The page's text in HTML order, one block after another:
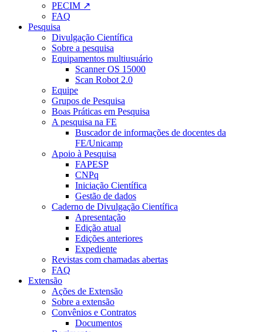
PECIM ↗
FAQ
Pesquisa
Divulgação Científica
Sobre a pesquisa
Equipamentos multiusuário
Scanner OS 15000
Scan Robot 2.0
Equipe
Grupos de Pesquisa
Boas Práticas em Pesquisa
A pesquisa na FE
Buscador de informações de docentes da
FE/Unicamp
Apoio à Pesquisa
FAPESP
CNPq
Iniciação Científica
Gestão de dados
Caderno de Divulgação Científica
Apresentação
Edição atual
Edições anteriores
Expediente
Revistas com chamadas abertas
FAQ
Extensão
Ações de Extensão
Sobre a extensão
Convênios e Contratos
Documentos